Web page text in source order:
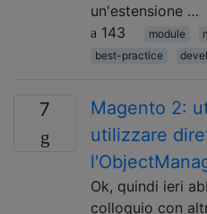
un'estensione …
143
module
best-practice
7
Magento 2:
utilizzare
Ok, quindi ieri
colloquio con